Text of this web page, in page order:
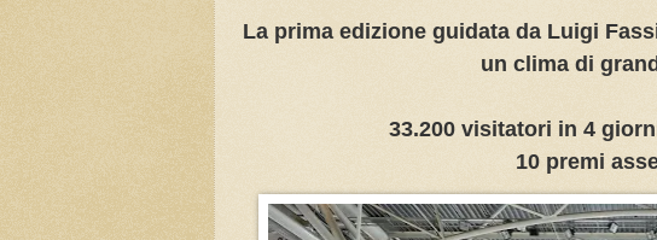
La prima edizione guidata da Luigi
un clima di
33.200 visitatori in 4
10 premi